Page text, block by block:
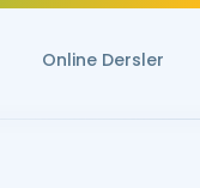
Online Dersler